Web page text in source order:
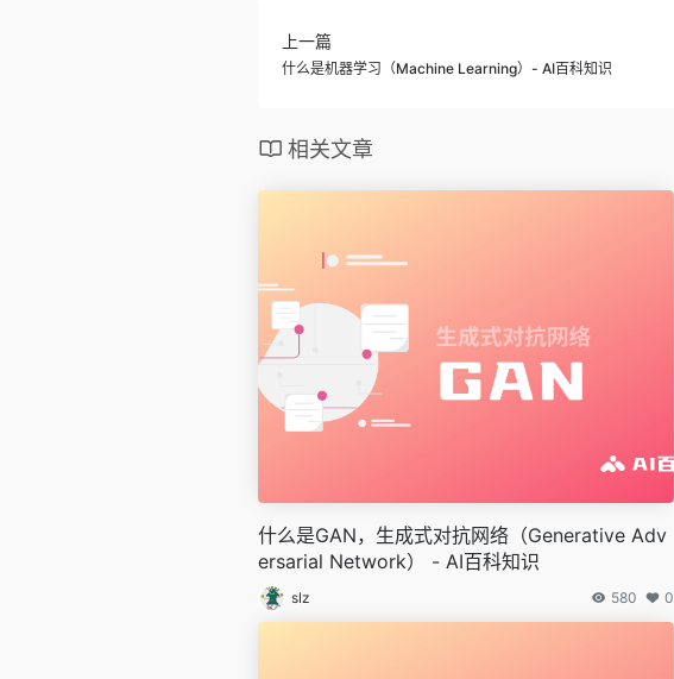
上一篇
什么是机器学习（Machine Learning）- AI百科知识
相关文章
什么是GAN，生成式对抗网络（Generative Adv
ersarial Network） - AI百科知识
slz 580 0